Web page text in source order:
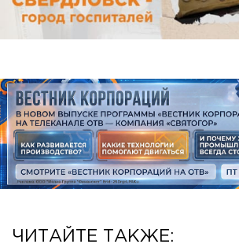
ЧИТАЙТЕ ТАКЖЕ: